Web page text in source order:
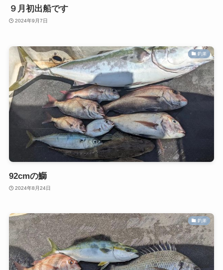
９月初出船です
2024年9月7日
釣果
92cmの鰤
2024年8月24日
釣果